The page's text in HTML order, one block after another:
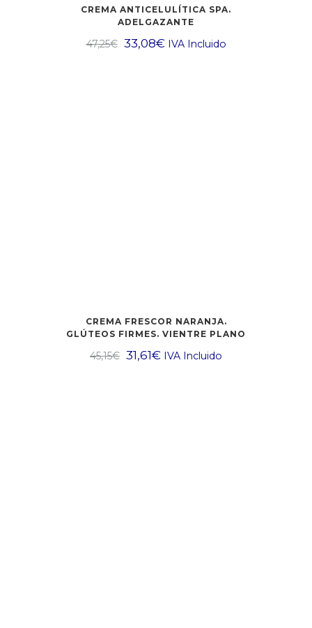
CREMA ANTICELULÍTICA SPA.
ADELGAZANTE
47,25€ 33,08€ IVA Incluido
CREMA FRESCOR NARANJA.
GLÚTEOS FIRMES. VIENTRE PLANO
45,15€ 31,61€ IVA Incluido